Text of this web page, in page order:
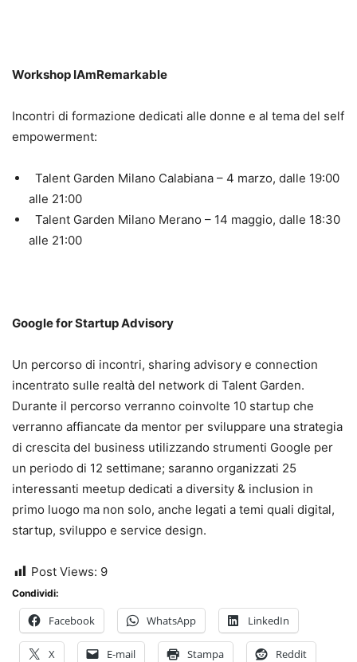
Workshop IAmRemarkable
Incontri di formazione dedicati alle donne e al tema del self
empowerment:
Talent Garden Milano Calabiana – 4 marzo, dalle 19:00
alle 21:00
Talent Garden Milano Merano – 14 maggio, dalle 18:30
alle 21:00
Google for Startup Advisory
Un percorso di incontri, sharing advisory e connection
incentrato sulle realtà del network di Talent Garden.
Durante il percorso verranno coinvolte 10 startup che
verranno affiancate da mentor per sviluppare una strategia
di crescita del business utilizzando strumenti Google per
un periodo di 12 settimane; saranno organizzati 25
interessanti meetup dedicati a diversity & inclusion in
primo luogo ma non solo, anche legati a temi quali digital,
startup, sviluppo e service design.
Post Views: 9
Condividi:
Facebook WhatsApp LinkedIn
X E-mail Stampa Reddit